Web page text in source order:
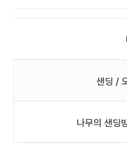
샌딩 /
나무의 샌딩